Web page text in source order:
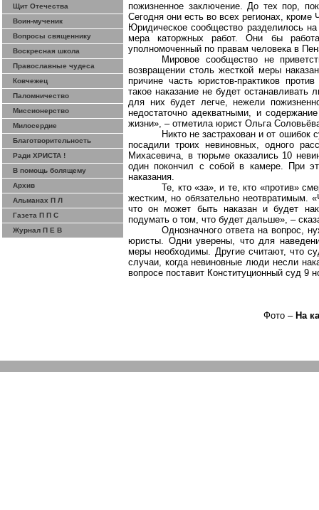
Щит Отечества
Воин-мученик
Вопросы священнику
Воскресная школа
Православные чудеса
Ковчежец
Паломничество
Миссионерство
Милосердие
Благотворительность
Ради ХРИСТА !
В помощь болящему
Архив
Альманах П Л
Газета П П С
Журнал П Е В
пожизненное заключение. До тех пор,
Сегодня они есть во всех регионах,
Юридическое сообщество разделилось
мера каторжных работ. Они бы
уполномоченный по правам человека в
Мировое сообщество не
возвращении столь жесткой меры
причине часть юристов-практиков
такое наказание не будет
для них будет легче, нежели
недостаточно адекватными, и
жизни», – отметила юрист Ольга
Никто не застрахован и от
посадили троих невиновных, одного
Михасевича, в тюрьме оказались 10
один покончил с собой в камере. При
наказания.
Те, кто «за», и те, кто «против»
жестким, но обязательно неотвратимым.
что он может быть наказан и будет
подумать о том, что будет дальше», –
Однозначного ответа на вопрос,
юристы. Одни уверены, что для
меры необходимы. Другие считают, что
случаи, когда невиновные люди несли
вопросе поставит Конституционный суд 9
Фото – На